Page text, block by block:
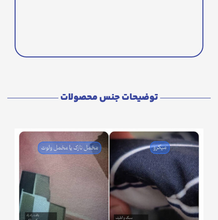
توضیحات جنس محصولات